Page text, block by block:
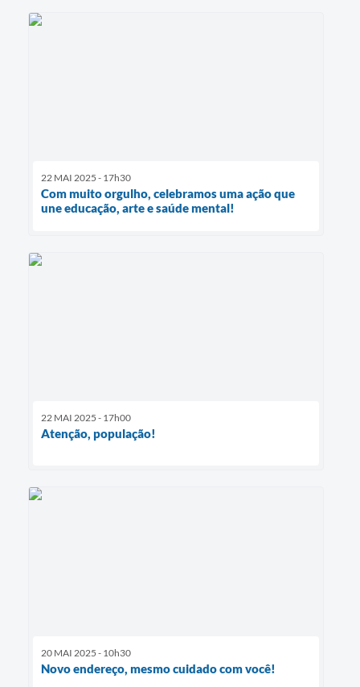
22 MAI 2025 - 17h30
Com muito orgulho, celebramos uma ação que
une educação, arte e saúde mental!
22 MAI 2025 - 17h00
Atenção, população!
20 MAI 2025 - 10h30
Novo endereço, mesmo cuidado com você!